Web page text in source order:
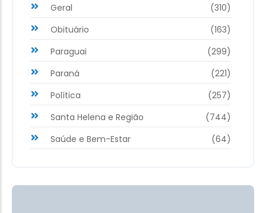
Geral
(310)
Obituário
(163)
Paraguai
(299)
Paraná
(221)
Política
(257)
Santa Helena e Região
(744)
Saúde e Bem-Estar
(64)